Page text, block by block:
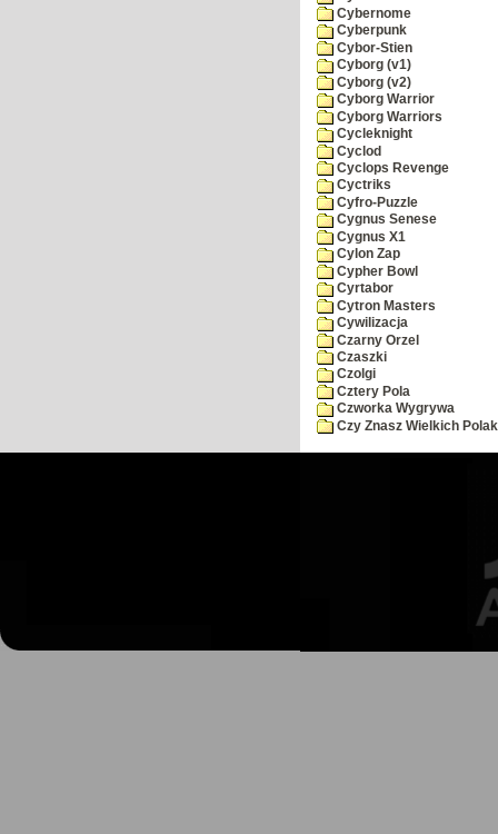
Cybernome
Cyberpunk
Cybor-Stien
Cyborg (v1)
Cyborg (v2)
Cyborg Warrior
Cyborg Warriors
Cycleknight
Cyclod
Cyclops Revenge
Cyctriks
Cyfro-Puzzle
Cygnus Senese
Cygnus X1
Cylon Zap
Cypher Bowl
Cyrtabor
Cytron Masters
Cywilizacja
Czarny Orzel
Czaszki
Czolgi
Cztery Pola
Czworka Wygrywa
Czy Znasz Wielkich